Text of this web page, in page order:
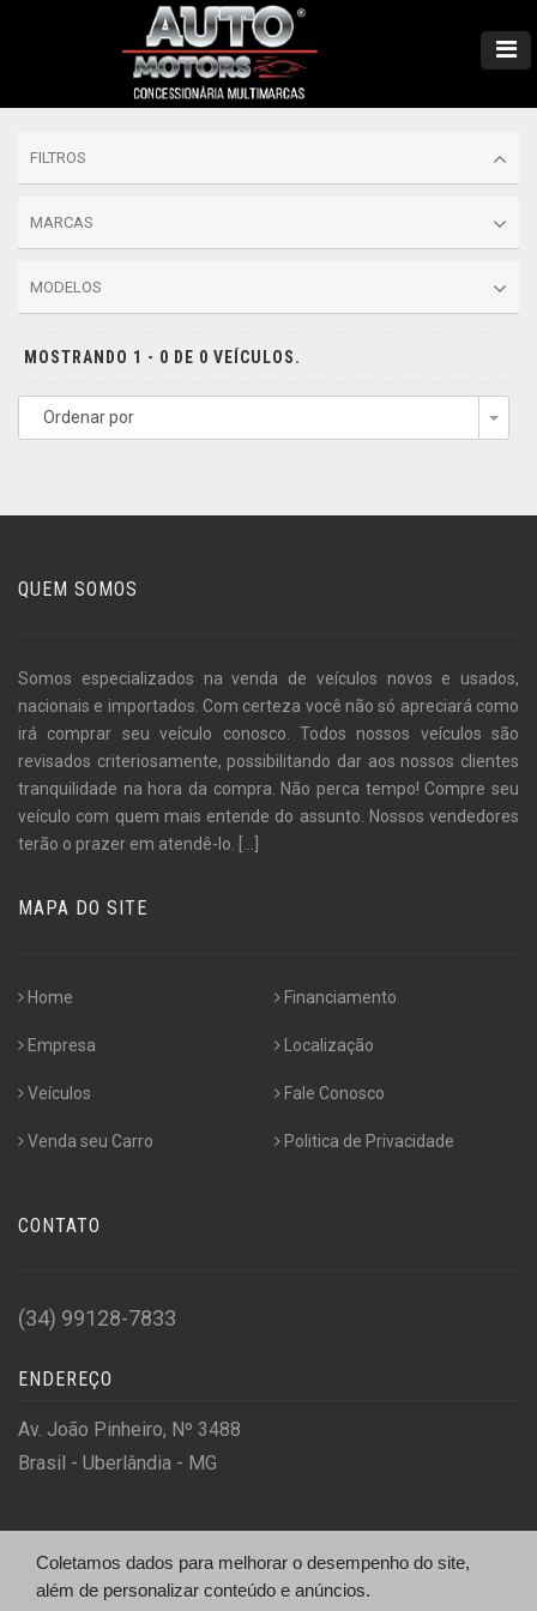
FILTROS
MARCAS
MODELOS
MOSTRANDO 1 - 0 DE 0 VEÍCULOS.
Ordenar por
QUEM SOMOS
Somos especializados na venda de veículos novos e usados,
nacionais e importados. Com certeza você não só apreciará como
irá comprar seu veículo conosco. Todos nossos veículos são
revisados criteriosamente, possibilitando dar aos nossos clientes
tranquilidade na hora da compra. Não perca tempo! Compre seu
veículo com quem mais entende do assunto. Nossos vendedores
terão o prazer em atendê-lo.
MAPA DO SITE
Home
Empresa
Veículos
Venda seu Carro
Financiamento
Localização
Fale Conosco
Politica de Privacidade
CONTATO
(34) 99128-7833
ENDEREÇO
Av. João Pinheiro, Nº 3488
Brasil - Uberlândia - MG
Auto Motors Concessionaria De Veiculos Multi Marcas Ltda
CNPJ:39.993.005/0001-06
Coletamos dados para melhorar o desempenho do site,
além de personalizar conteúdo e anúncios.